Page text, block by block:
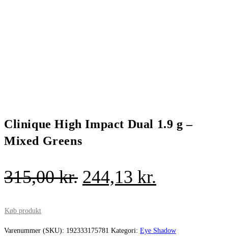
Clinique High Impact Dual 1.9 g –
Mixed Greens
315,00kr. Den
var:
244,13 kr.
er:
Køb produkt
Varenummer (SKU): 192333175781 Kategori: Eye Shadow